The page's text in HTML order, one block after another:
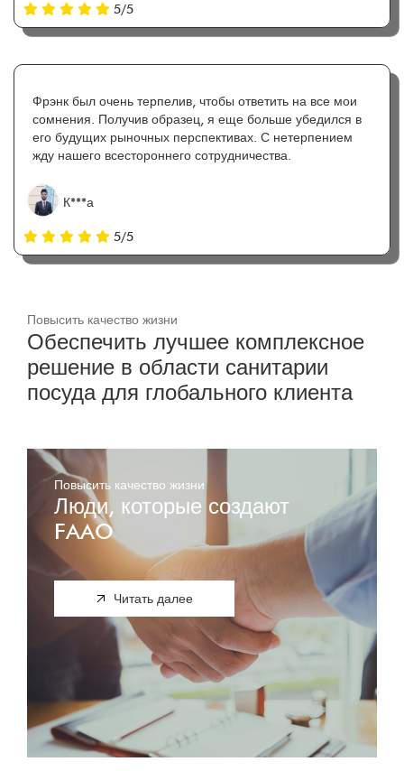
5/5
Фрэнк был очень терпелив, чтобы ответить на все мои
сомнения. Получив образец, я еще больше убедился в
его будущих рыночных перспективах. С нетерпением
жду нашего всестороннего сотрудничества.
К***а
5/5
Повысить качество жизни
Обеспечить лучшее комплексное
решение в области санитарии
посуда для глобального клиента
Повысить качество жизни
Люди, которые создают
FAAO
Читать далее